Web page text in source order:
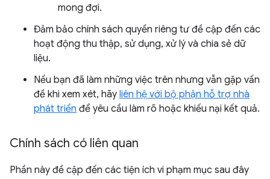
mong đợi.
Đảm bảo chính sách quyền riêng tư đề cập đến các
hoạt động thu thập, sử dụng, xử lý và chia sẻ dữ
liệu.
Nếu bạn đã làm những việc trên nhưng vẫn gặp vấn
đề khi xem xét, hãy liên hệ với bộ phận hỗ trợ nhà
phát triển để yêu cầu làm rõ hoặc khiếu nại kết quả.
Chính sách có liên quan
Phần này đề cập đến các tiện ích vi phạm mục sau đây